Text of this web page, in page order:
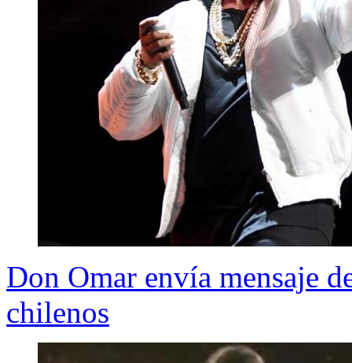
Don Omar envía mensaje
chilenos